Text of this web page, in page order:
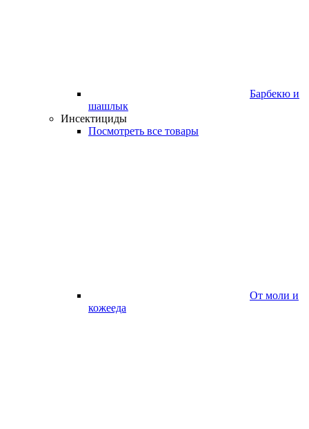
Барбекю и
шашлык
Инсектициды
Посмотреть все товары
От моли и
кожееда